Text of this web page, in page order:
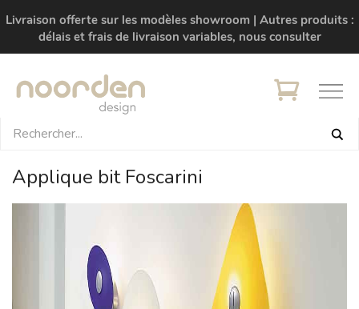
Livraison offerte sur les modèles showroom | Autres produits :
délais et frais de livraison variables, nous consulter
Applique bit Foscarini